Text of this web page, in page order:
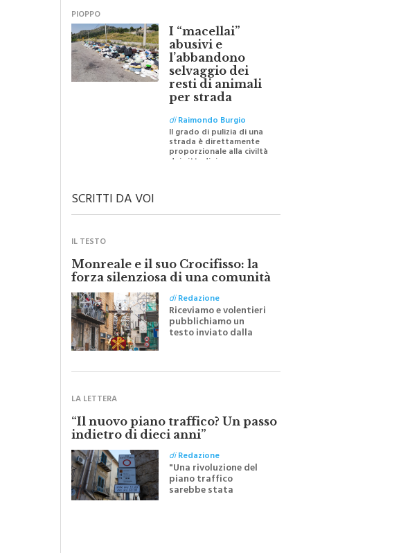
PIOPPO
I “macellai”
abusivi e
l’abbandono
selvaggio dei
resti di animali
per strada
diRaimondo Burgio
Il grado di pulizia di una
strada è direttamente
proporzionale alla civiltà
dei cittadini
SCRITTI DA VOI
IL TESTO
Monreale e il suo Crocifisso: la
forza silenziosa di una comunità
diRedazione
Riceviamo e volentieri
pubblichiamo un
testo inviato dalla
scrittrice monrealese
Festa del Santissimo
LA LETTERA
“Il nuovo piano traffico? Un passo
indietro di dieci anni”
diRedazione
"Una rivoluzione del
piano traffico
sarebbe stata
efficace se preceduta